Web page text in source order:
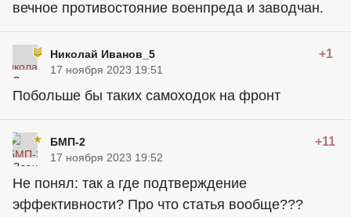
вечное противостояние военпреда и заводчан.
Николай Иванов_5 +1
17 ноября 2023 19:51
Побольше бы таких самоходок на фронт
БМП-2 +11
17 ноября 2023 19:52
Не понял: так а где подтверждение
эффективности? Про что статья вообще???